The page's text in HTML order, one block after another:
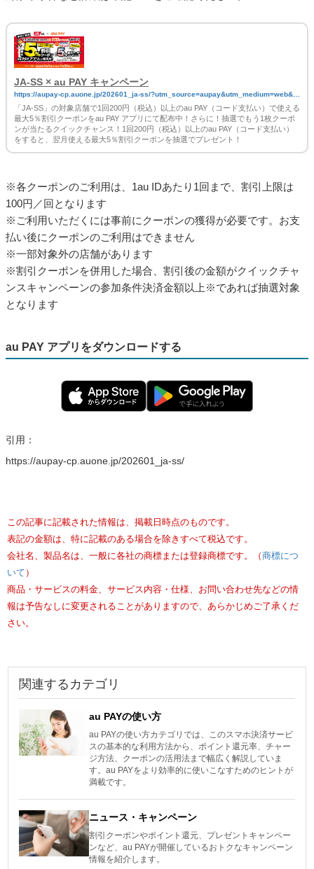
JA-SS × au PAY キャンペーン
https://aupay-cp.auone.jp/202601_ja-ss/?utm_source=aupay&utm_medium=web&ut
m_campaign=magazine_20260101_20260131
「JA-SS」の対象店舗で1回200円（税込）以上のau PAY（コード支払い）で使える
最大5％割引クーポンをau PAY アプリにて配布中！さらに！抽選でもう1枚クーポ
ンが当たるクイックチャンス！1回200円（税込）以上のau PAY（コード支払い）
をすると、翌月使える最大5％割引クーポンを抽選でプレゼント！
※各クーポンのご利用は、1au IDあたり1回まで、割引上限は
100円／回となります
※ご利用いただくには事前にクーポンの獲得が必要です。お支
払い後にクーポンのご利用はできません
※一部対象外の店舗があります
※割引クーポンを併用した場合、割引後の金額がクイックチャ
ンスキャンペーンの参加条件決済金額以上※であれば抽選対象
となります
au PAY アプリをダウンロードする
引用：
https://aupay-cp.auone.jp/202601_ja-ss/
この記事に記載された情報は、掲載日時点のものです。
表記の金額は、特に記載のある場合を除きすべて税込です。
会社名、製品名は、一般に各社の商標または登録商標です。（商標につ
いて ）
商品・サービスの料金、サービス内容・仕様、お問い合わせ先などの情
報は予告なしに変更されることがありますので、あらかじめご了承くだ
さい。
関連するカテゴリ
au PAYの使い方
au PAYの使い方カテゴリでは、このスマホ決済サービ
スの基本的な利用方法から、ポイント還元率、チャー
ジ方法、クーポンの活用法まで幅広く解説していま
す。au PAYをより効率的に使いこなすためのヒントが
満載です。
ニュース・キャンペーン
割引クーポンやポイント還元、プレゼントキャンペー
ンなど、au PAYが開催しているおトクなキャンペーン
情報を紹介します。